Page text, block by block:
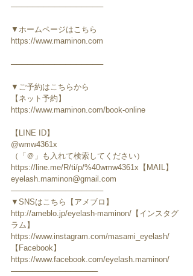
─────────────────
▼ホームページはこちら
https://www.maminon.com
─────────────────
▼ご予約はこちらから
【ネット予約】
https://www.maminon.com/book-online
【LINE ID】
@wmw4361x
（「＠」も入れて検索してください）
https://line.me/R/ti/p/%40wmw4361x【MAIL】
eyelash.maminon@gmail.com
─────────────────
▼SNSはこちら【アメブロ】
http://ameblo.jp/eyelash-maminon/【インスタグ
ラム】
https://www.instagram.com/masami_eyelash/
【Facebook】
https://www.facebook.com/eyelash.maminon/
────────────────